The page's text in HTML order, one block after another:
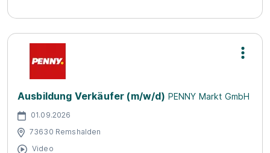
Ausbildung Verkäufer (m/w/d) PENNY Markt GmbH
01.09.2026
73630 Remshalden
Video